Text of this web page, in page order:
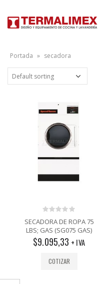
Portada » secadora
0
out
of
5
SECADORA DE ROPA 75
LBS; GAS (SG075 GAS)
$9.095,33 + IVA
COTIZAR